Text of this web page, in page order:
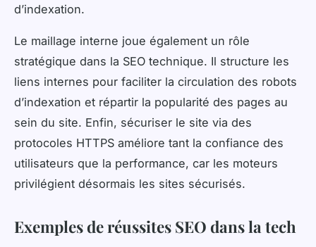
d’indexation.
Le maillage interne joue également un rôle
stratégique dans la SEO technique. Il structure les
liens internes pour faciliter la circulation des robots
d’indexation et répartir la popularité des pages au
sein du site. Enfin, sécuriser le site via des
protocoles HTTPS améliore tant la confiance des
utilisateurs que la performance, car les moteurs
privilégient désormais les sites sécurisés.
Exemples de réussites SEO dans la tech